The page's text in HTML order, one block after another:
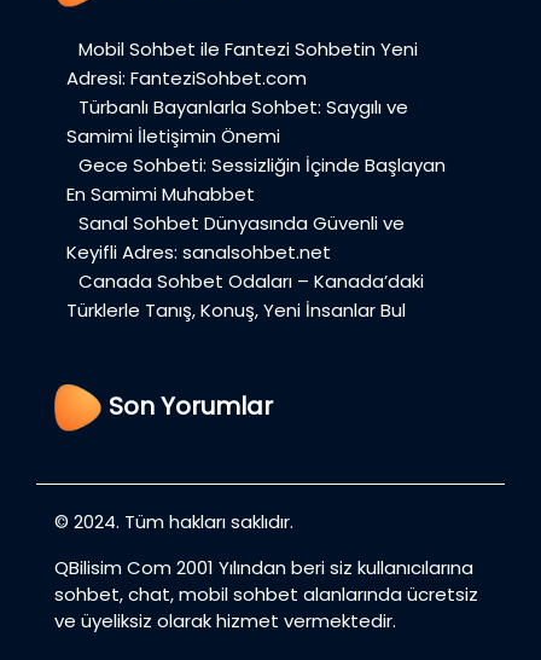
Mobil Sohbet ile Fantezi Sohbetin Yeni
Adresi: FanteziSohbet.com
Türbanlı Bayanlarla Sohbet: Saygılı ve
Samimi İletişimin Önemi
Gece Sohbeti: Sessizliğin İçinde Başlayan
En Samimi Muhabbet
Sanal Sohbet Dünyasında Güvenli ve
Keyifli Adres: sanalsohbet.net
Canada Sohbet Odaları – Kanada’daki
Türklerle Tanış, Konuş, Yeni İnsanlar Bul
Son Yorumlar
© 2024. Tüm hakları saklıdır.
QBilisim Com 2001 Yılından beri siz kullanıcılarına
sohbet, chat, mobil sohbet alanlarında ücretsiz
ve üyeliksiz olarak hizmet vermektedir.